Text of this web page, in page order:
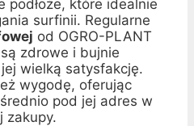
podłoże, które idealnie
surfinii. Regularne
od OGRO-PLANT
zdrowe i bujnie
wielką satysfakcję.
wygodę, oferując
pod jej adres w
zakupy.